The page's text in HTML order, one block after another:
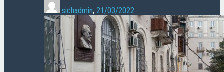
sichadmin, 21/03/2022